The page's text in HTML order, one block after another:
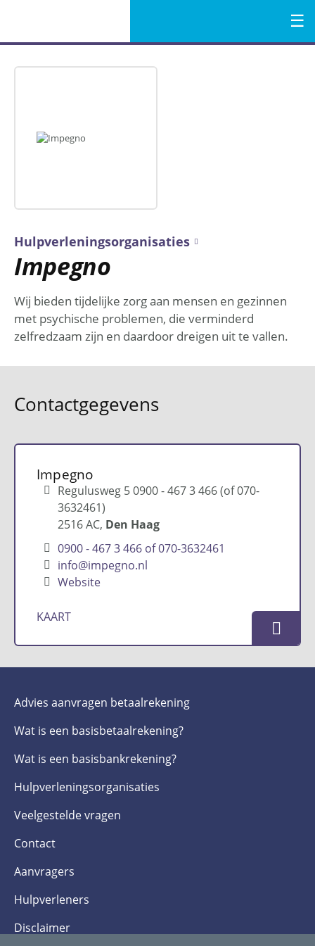
Menu
Hulpverleningsorganisaties
Impegno
Wij bieden tijdelijke zorg aan mensen en gezinnen
met psychische problemen, die verminderd
zelfredzaam zijn en daardoor dreigen uit te vallen.
Contactgegevens
Impegno
Regulusweg 5 0900 - 467 3 466 (of 070-
3632461)
2516 AC Den Haag
0900 - 467 3 466 of 070-3632461
info@impegno.nl
Website
KAART
Advies aanvragen betaalrekening
Wat is een basis­betaalrekening?
Wat is een basis­bankrekening?
Hulpverlenings­organisaties
Veelgestelde­ vragen
Contact
Aanvragers
Hulpverleners
Disclaimer